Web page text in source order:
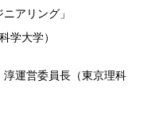
アリング」
学大学）
運営委員長（東京理科